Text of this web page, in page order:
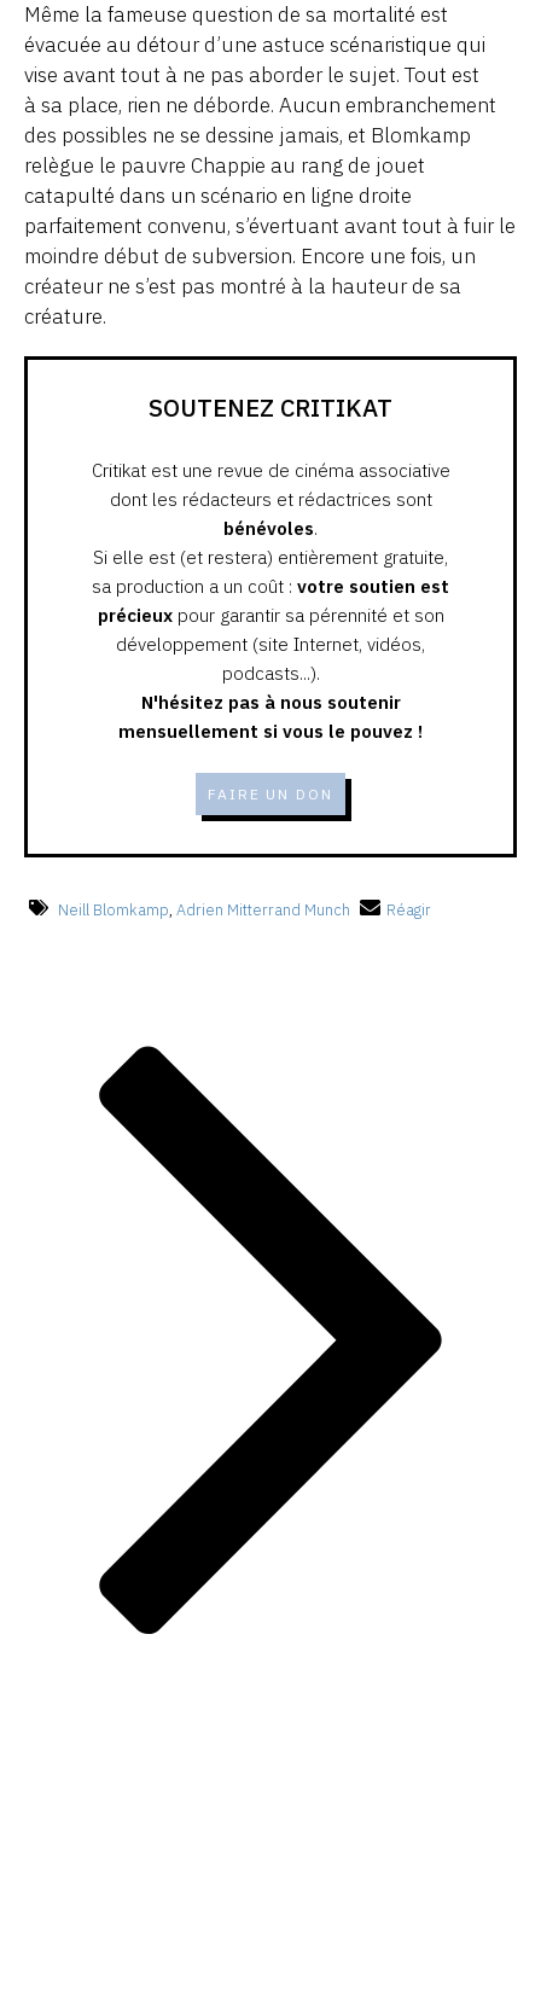
Même la fameuse question de sa mortalité est
évacuée au détour d’une astuce scénaristique qui
vise avant tout à ne pas aborder le sujet. Tout est
à sa place, rien ne déborde. Aucun embranchement
des possibles ne se dessine jamais, et Blomkamp
relègue le pauvre Chappie au rang de jouet
catapulté dans un scénario en ligne droite
parfaitement convenu, s’évertuant avant tout à fuir le
moindre début de subversion. Encore une fois, un
créateur ne s’est pas montré à la hauteur de sa
créature.
SOUTENEZ CRITIKAT
Critikat est une revue de cinéma associative
dont les rédacteurs et rédactrices sont
bénévoles.
Si elle est (et restera) entièrement gratuite,
sa production a un coût : votre soutien est
précieuxpour garantir sa pérennité et son
développement (site Internet, vidéos,
podcasts...).
N'hésitez pas à nous soutenir
mensuellement si vous le pouvez !
FAIRE UN DON
Neill Blomkamp, Adrien Mitterrand Munch Réagir